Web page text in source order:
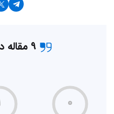
۹ مقاله درستی‌سنجی
۰